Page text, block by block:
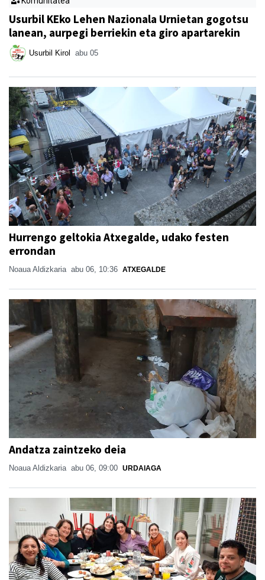
Usurbil KEko Lehen Nazionala Urnietan gogotsu
lanean, aurpegi berriekin eta giro apartarekin
Usurbil Kirol abu 05
Hurrengo geltokia Atxegalde, udako festen
errondan
Noaua Aldizkaria abu 06, 10:36 ATXEGALDE
Andatza zaintzeko deia
Noaua Aldizkaria abu 06, 09:00 URDAIAGA